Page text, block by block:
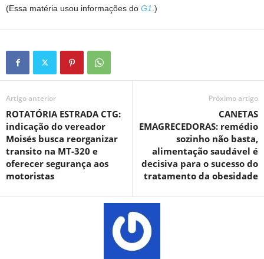
(Essa matéria usou informações do G1.)
Artigo anterior
ROTATÓRIA ESTRADA CTG:
indicação do vereador
Moisés busca reorganizar
transito na MT-320 e
oferecer segurança aos
motoristas
Próximo artigo
CANETAS
EMAGRECEDORAS: remédio
sozinho não basta,
alimentação saudável é
decisiva para o sucesso do
tratamento da obesidade